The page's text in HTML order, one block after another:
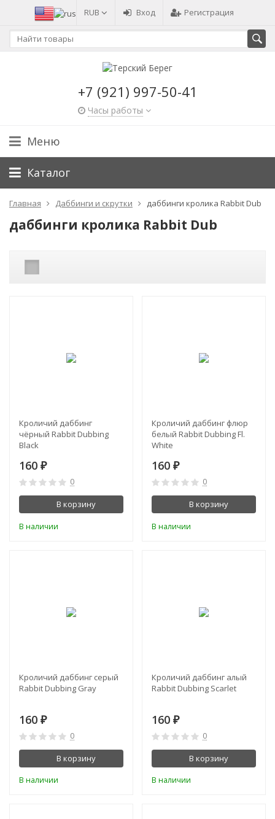
RUB Вход Регистрация
+7 (921) 997-50-41
Часы работы
Меню
Каталог
Главная Даббинги и скрутки даббинги кролика Rabbit Dub
даббинги кролика Rabbit Dub
Кроличий даббинг
чёрный Rabbit Dubbing
Black
160 ₽
0
В корзину
В наличии
Кроличий даббинг флюр
белый Rabbit Dubbing Fl.
White
160 ₽
0
В корзину
В наличии
Кроличий даббинг серый
Rabbit Dubbing Gray
160 ₽
0
В корзину
В наличии
Кроличий даббинг алый
Rabbit Dubbing Scarlet
160 ₽
0
В корзину
В наличии